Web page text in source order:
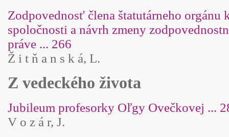
Zodpovednosť člena štatutárneho orgánu
spoločnosti a návrh zmeny
práve ... 266
Ž i t ň a n s k á, L.
Z vedeckého života
Jubileum profesorky Oľgy Ovečkovej ...
V o z á r, J.